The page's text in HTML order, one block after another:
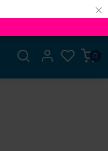
×
0